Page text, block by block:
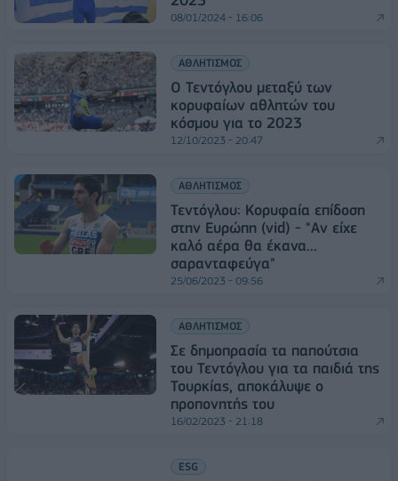
08/01/2024 - 16:06
ΑΘΛΗΤΙΣΜΟΣ
Ο Τεντόγλου μεταξύ των
κορυφαίων αθλητών του
κόσμου για το 2023
12/10/2023 - 20:47
ΑΘΛΗΤΙΣΜΟΣ
Τεντόγλου: Κορυφαία επίδοση
στην Ευρώπη (vid) - "Αν είχε
καλό αέρα θα έκανα...
σαρανταφεύγα"
25/06/2023 - 09:56
ΑΘΛΗΤΙΣΜΟΣ
Σε δημοπρασία τα παπούτσια
του Τεντόγλου για τα παιδιά της
Τουρκίας, αποκάλυψε ο
προπονητής του
16/02/2023 - 21:18
ESG